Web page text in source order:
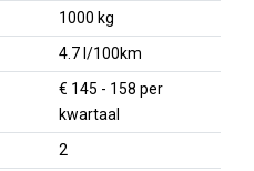
1000 kg
4.7 l/100km
€ 145 - 158 per
kwartaal
2